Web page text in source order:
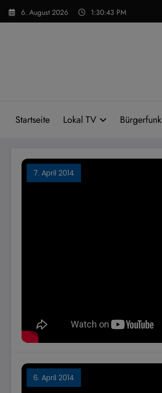
Zum
Inhalt
6. August 2026 1:30:43 PM
Startseite Lokal TV Bürgerfunk
7. April 2014
6. April 2014